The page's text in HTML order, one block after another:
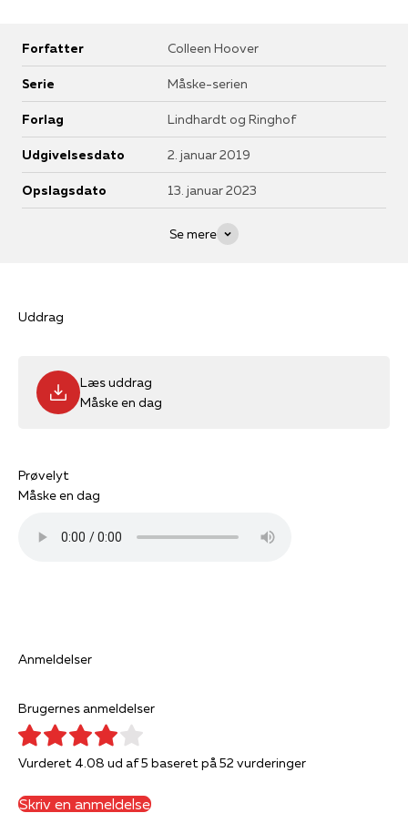
Forfatter Colleen Hoover
Serie Måske-serien
Forlag Lindhardt og Ringhof
Udgivelsesdato 2. januar 2019
Opslagsdato 13. januar 2023
Se mere
Uddrag
Læs uddrag
Måske en dag
Prøvelyt
Måske en dag
Anmeldelser
Brugernes anmeldelser
Vurderet 4.08 ud af 5 baseret på 52 vurderinger
Skriv en anmeldelse